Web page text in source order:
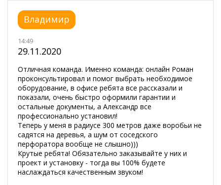
Владимир
14:49
29.11.2020
Отличная команда. Именно команда: онлайн Роман
проконсультировал и помог выбрать необходимое
оборудование, в офисе ребята все рассказали и
показали, очень быстро оформили гарантии и
остальные документы, а Александр все
профессионально установил!
Теперь у меня в радиусе 300 метров даже воробьи не
садятся на деревья, а шум от соседского
перфоратора вообще не слышно)))
Крутые ребята! Обязательно заказывайте у них и
проект и установку - тогда вы 100% будете
наслаждаться качественным звуком!